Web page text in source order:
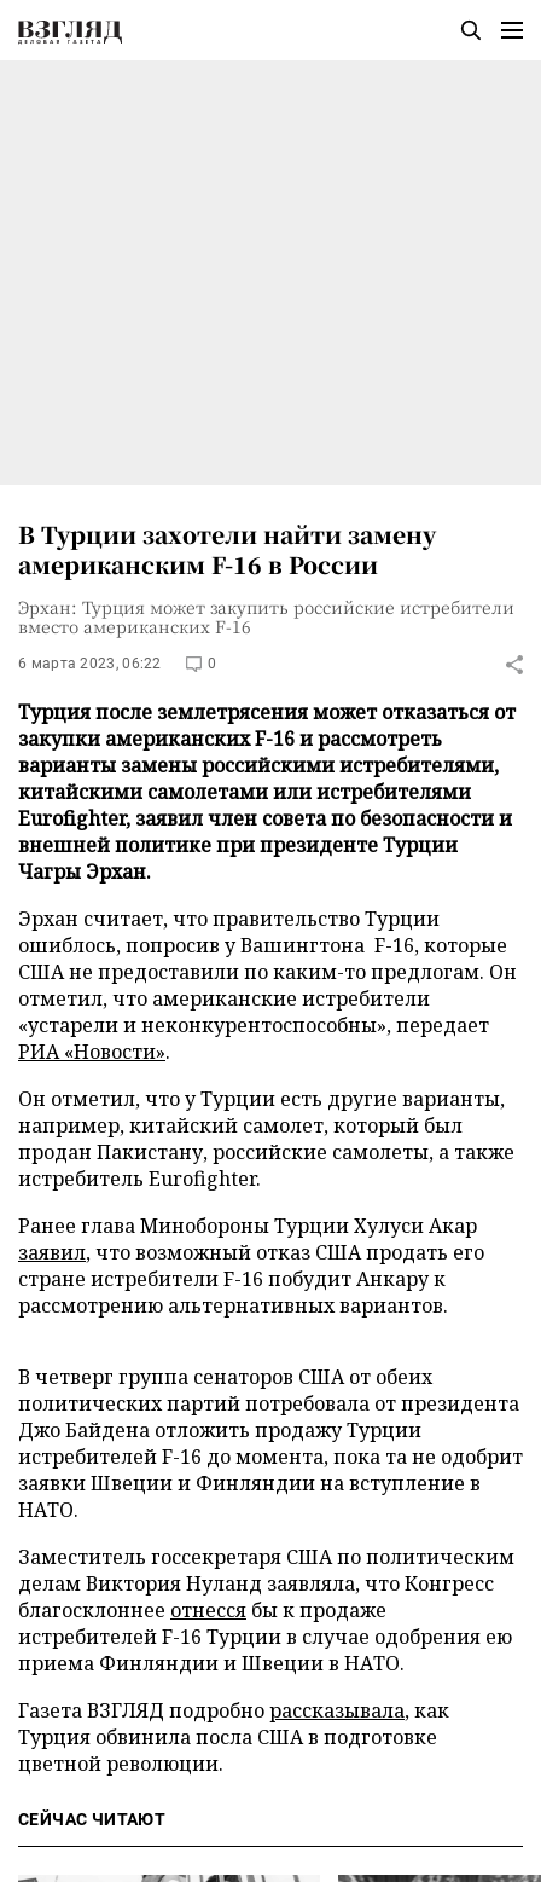
В Турции захотели найти замену
американским F-16 в России
Эрхан: Турция может закупить российские истребители
вместо американских F-16
6 марта 2023, 06:22 0
Турция после землетрясения может отказаться от
закупки американских F-16 и рассмотреть
варианты замены российскими истребителями,
китайскими самолетами или истребителями
Eurofighter, заявил член совета по безопасности и
внешней политике при президенте Турции
Чагры Эрхан.
Эрхан считает, что правительство Турции
ошиблось, попросив у Вашингтона F-16, которые
США не предоставили по каким-то предлогам. Он
отметил, что американские истребители
«устарели и неконкурентоспособны», передает
РИА «Новости».
Он отметил, что у Турции есть другие варианты,
например, китайский самолет, который был
продан Пакистану, российские самолеты, а также
истребитель Eurofighter.
Ранее глава Минобороны Турции Хулуси Акар
заявил, что возможный отказ США продать его
стране истребители F-16 побудит Анкару к
рассмотрению альтернативных вариантов.
В четверг группа сенаторов США от обеих
политических партий потребовала от президента
Джо Байдена отложить продажу Турции
истребителей F-16 до момента, пока та не одобрит
заявки Швеции и Финляндии на вступление в
НАТО.
Заместитель госсекретаря США по политическим
делам Виктория Нуланд заявляла, что Конгресс
благосклоннее отнесся бы к продаже
истребителей F-16 Турции в случае одобрения ею
приема Финляндии и Швеции в НАТО.
Газета ВЗГЛЯД подробнорассказывала, как
Турция обвинила посла США в подготовке
цветной революции.
СЕЙЧАС ЧИТАЮТ